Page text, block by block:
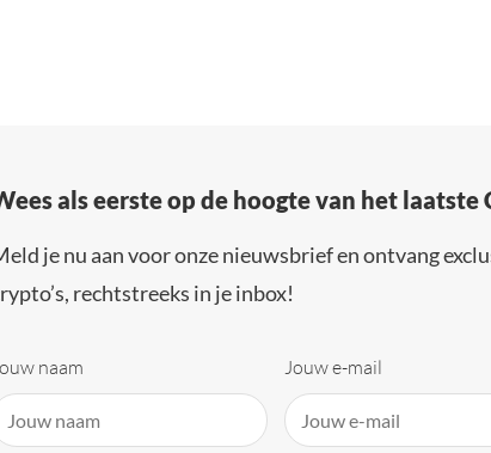
als eerste op de hoogte van het laatste
je nu aan voor onze nieuwsbrief en ontvang
rechtstreeks in je inbox!
naam Jouw e-mail